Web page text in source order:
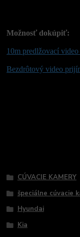
Možnosť dokúpiť:
10m predlžovací video
Bezdrôtový video
CÚVACIE KAMERY
špeciálne cúvacie
Hyundai
Kia